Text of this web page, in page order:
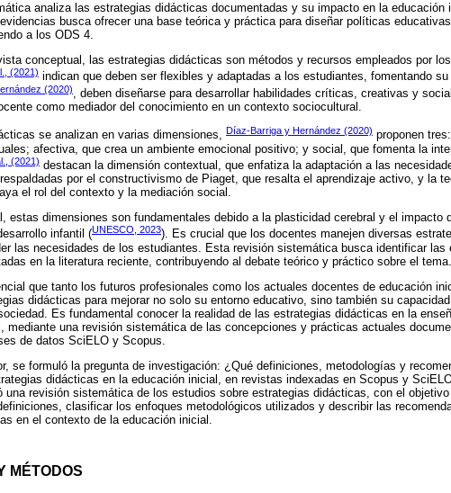
analiza las estrategias didácticas documentadas y su impacto en la educación
busca ofrecer una base teórica y práctica para diseñar políticas
a los ODS 4.
conceptual, las estrategias didácticas son métodos y recursos empleados por
(2021) indican que deben ser flexibles y adaptadas a los estudiantes, fomentando
(2020), deben diseñarse para desarrollar habilidades críticas, creativas y
como mediador del conocimiento en un contexto sociocultural.
se analizan en varias dimensiones, Díaz-Barriga y Hernández (2020) proponen
afectiva, que crea un ambiente emocional positivo; y social, que fomenta la
(2021) destacan la dimensión contextual, que enfatiza la adaptación a las
por el constructivismo de Piaget, que resalta el aprendizaje activo, y la
el rol del contexto y la mediación social.
estas dimensiones son fundamentales debido a la plasticidad cerebral y el impacto
infantil (UNESCO, 2023). Es crucial que los docentes manejen diversas
las necesidades de los estudiantes. Esta revisión sistemática busca identificar las
en la literatura reciente, contribuyendo al debate teórico y práctico sobre el tema.
que tanto los futuros profesionales como los actuales docentes de educación
didácticas para mejorar no solo su entorno educativo, sino también su
Es fundamental conocer la realidad de las estrategias didácticas en la
mediante una revisión sistemática de las concepciones y prácticas actuales
de datos SciELO y Scopus.
se formuló la pregunta de investigación: ¿Qué definiciones, metodologías y
didácticas en la educación inicial, en revistas indexadas en Scopus y
una revisión sistemática de los estudios sobre estrategias didácticas, con el
clasificar los enfoques metodológicos utilizados y describir las
en el contexto de la educación inicial.
MÉTODOS